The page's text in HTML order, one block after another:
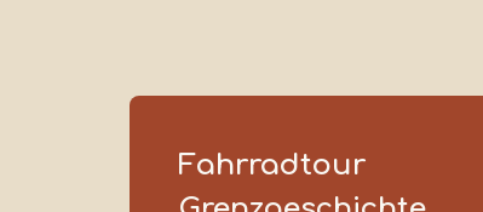
Fahrradtour